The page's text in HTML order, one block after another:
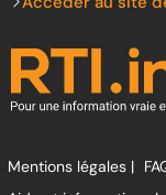
Mentions légales |